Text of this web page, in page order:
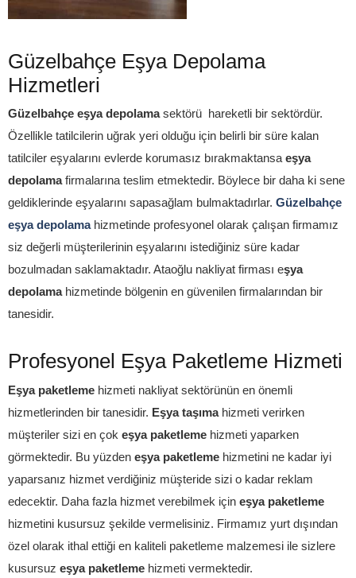
Güzelbahçe Eşya Depolama
Hizmetleri
Güzelbahçe eşya depolamasektörü hareketli bir sektördür.
Özellikle tatilcilerin uğrak yeri olduğu için belirli bir süre kalan
tatilciler eşyalarını evlerde korumasız bırakmaktansa eşya
depolamafirmalarına teslim etmektedir. Böylece bir daha ki sene
geldiklerinde eşyalarını sapasağlam bulmaktadırlar. Güzelbahçe
eşya depolamahizmetinde profesyonel olarak çalışan firmamız
siz değerli müşterilerinin eşyalarını istediğiniz süre kadar
bozulmadan saklamaktadır. Ataoğlu nakliyat firması eşya
depolamahizmetinde bölgenin en güvenilen firmalarından bir
tanesidir.
Profesyonel Eşya Paketleme Hizmeti
Eşya paketleme hizmeti nakliyat sektörünün en önemli
hizmetlerinden bir tanesidir. Eşya taşımahizmeti verirken
müşteriler sizi en çok eşya paketleme hizmeti yaparken
görmektedir. Bu yüzden eşya paketleme hizmetini ne kadar iyi
yaparsanız hizmet verdiğiniz müşteride sizi o kadar reklam
edecektir. Daha fazla hizmet verebilmek için eşya paketleme
hizmetini kusursuz şekilde vermelisiniz. Firmamız yurt dışından
özel olarak ithal ettiği en kaliteli paketleme malzemesi ile sizlere
kusursuz eşya paketleme hizmeti vermektedir.